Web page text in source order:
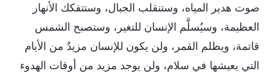
صوت هدير المياه، وستنقلب الجبال، وستتفكك الأنهار
العظيمة، وسيُسلَّم الإنسان للتغير، وستصبح الشمس
قاتمة، ويظلم القمر، ولن يكون للإنسان مزيدٌ من الأيام
التي يعيشها في سلام، ولن يوجد مزيد من أوقات الهدوء